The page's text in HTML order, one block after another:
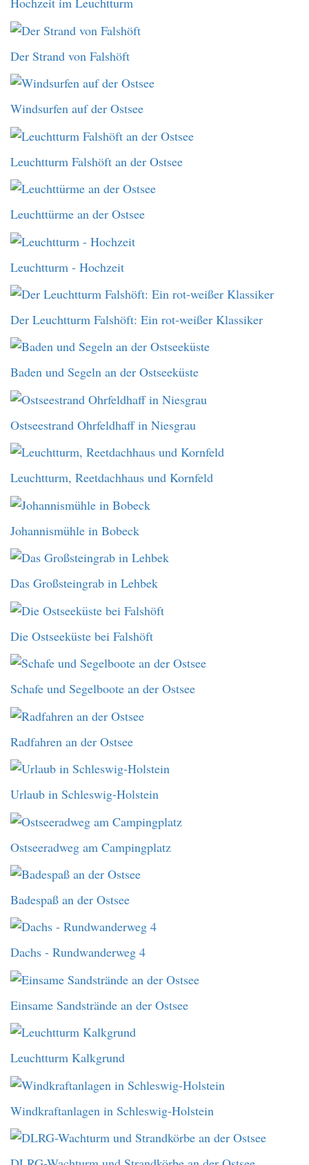
Der Strand von Falshöft
Windsurfen auf der Ostsee
Leuchtturm Falshöft an der Ostsee
Leuchttürme an der Ostsee
Leuchtturm - Hochzeit
Der Leuchtturm Falshöft: Ein rot-weißer Klassiker
Baden und Segeln an der Ostseeküste
Ostseestrand Ohrfeldhaff in Niesgrau
Leuchtturm, Reetdachhaus und Kornfeld
Johannismühle in Bobeck
Das Großsteingrab in Lehbek
Die Ostseeküste bei Falshöft
Schafe und Segelboote an der Ostsee
Radfahren an der Ostsee
Urlaub in Schleswig-Holstein
Ostseeradweg am Campingplatz
Badespaß an der Ostsee
Dachs - Rundwanderweg 4
Einsame Sandstrände an der Ostsee
Leuchtturm Kalkgrund
Windkraftanlagen in Schleswig-Holstein